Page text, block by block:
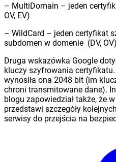
– MultiDomain – jeden
OV, EV)
– WildCard – jeden certyfikat
subdomen w domenie (DV,
Druga wskazówka Google
kluczy szyfrowania
wynosiła ona 2048 bit (im
chroni transmitowane dane).
blogu zapowiedział także, że
przedstawi szczegóły
serwisy do przejścia na